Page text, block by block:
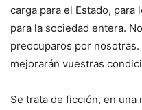
carga para el Estado, para
para la sociedad entera.
preocuparos por
mejorarán vuestras
Se trata de ficción, en una